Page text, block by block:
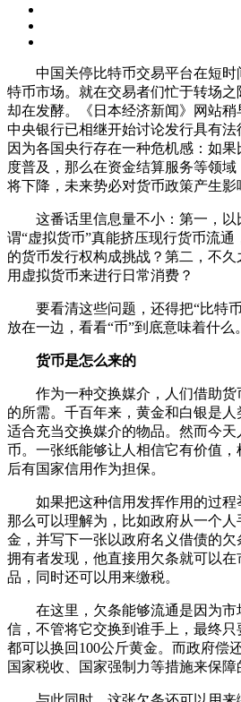
中国关停比特币交易平台在短时
特币市场。就在交易者们忙于转场
却在发酵。《日本经济新闻》网站
中央银行已相继开始讨论发行具有法
因为各国央行存在一种危机感：如
度普及，那么在资金结算服务等领
将下降，未来势必对货币政策产生影
这番话里信息量不小：第一，以
谓“虚拟货币”真能挤压现行货币流
的货币发行权构成挑战？第二，不
用虚拟货币来进行日常消费？
要看清这些问题，还得把“比特币
放在一边，看看“币”到底意味着什么。
货币是怎么来的
作为一种交换媒介，人们借助货
的所需。千百年来，黄金和白银是
适合充当交换媒介的物品。然而今
币。一张纸能够让人相信它有价值
后有国家信用作为担保。
如果把这种信用发挥作用的过程
那么可以理解为，比如政府从一个人
金，并写下一张以政府名义借债的
拥有者发现，他直接用欠条就可以
品，同时还可以用来缴税。
在这里，欠条能够流通是因为市
信，不管将它交换到谁手上，最终只
都可以换回100公斤黄金。而政府偿
国家税收、国家强制力等措施来保障